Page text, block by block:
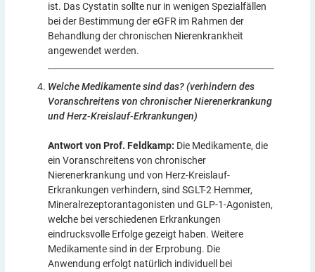
ist. Das Cystatin sollte nur in wenigen Spezialfällen
bei der Bestimmung der eGFR im Rahmen der
Behandlung der chronischen Nierenkrankheit
angewendet werden.
Welche Medikamente sind das? (verhindern des
Voranschreitens von chronischer Nierenerkrankung
und Herz-Kreislauf-Erkrankungen)
Antwort von Prof. Feldkamp: Die Medikamente, die
ein Voranschreitens von chronischer
Nierenerkrankung und von Herz-Kreislauf-
Erkrankungen verhindern, sind SGLT-2 Hemmer,
Mineralrezeptorantagonisten und GLP-1-Agonisten,
welche bei verschiedenen Erkrankungen
eindrucksvolle Erfolge gezeigt haben. Weitere
Medikamente sind in der Erprobung. Die
Anwendung erfolgt natürlich individuell bei